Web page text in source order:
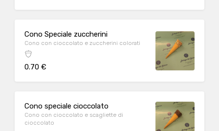
Cono Speciale zuccherini
Cono con cioccolato e zuccherini colorati
0.70 €
Cono speciale cioccolato
Cono con cioccolato e scagliette di
cioccolato